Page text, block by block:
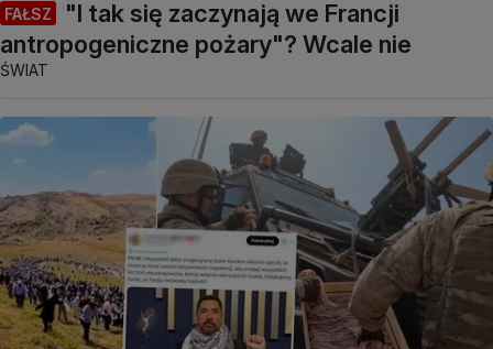
FAŁSZ
"I tak się zaczynają we Francji
antropogeniczne pożary"? Wcale nie
ŚWIAT